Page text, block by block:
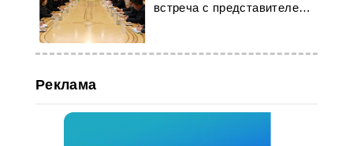
встреча с представителем
Реклама